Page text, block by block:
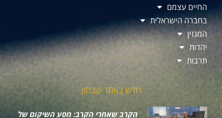
החיים עצמם
בחברה הישראלית
המגזין
יהדות
תרבות
חדש באתר שבתון
הקרב שאחרי הקרב: מסע השיקום של